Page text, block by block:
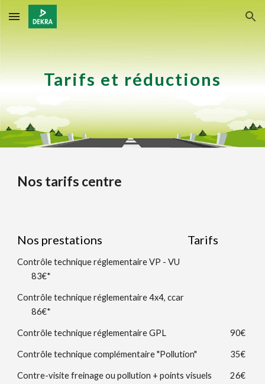
Skip to main content Skip to navigation
Tarifs et réductions
Nos tarifs centre
Nos prestations Tarifs
Contrôle technique réglementaire VP - VU
83€*
Contrôle technique réglementaire 4x4, ccar
86€*
Contrôle technique réglementaire GPL 90€
Contrôle technique complémentaire "Pollution" 35€
Contre-visite freinage ou pollution + points visuels 26€